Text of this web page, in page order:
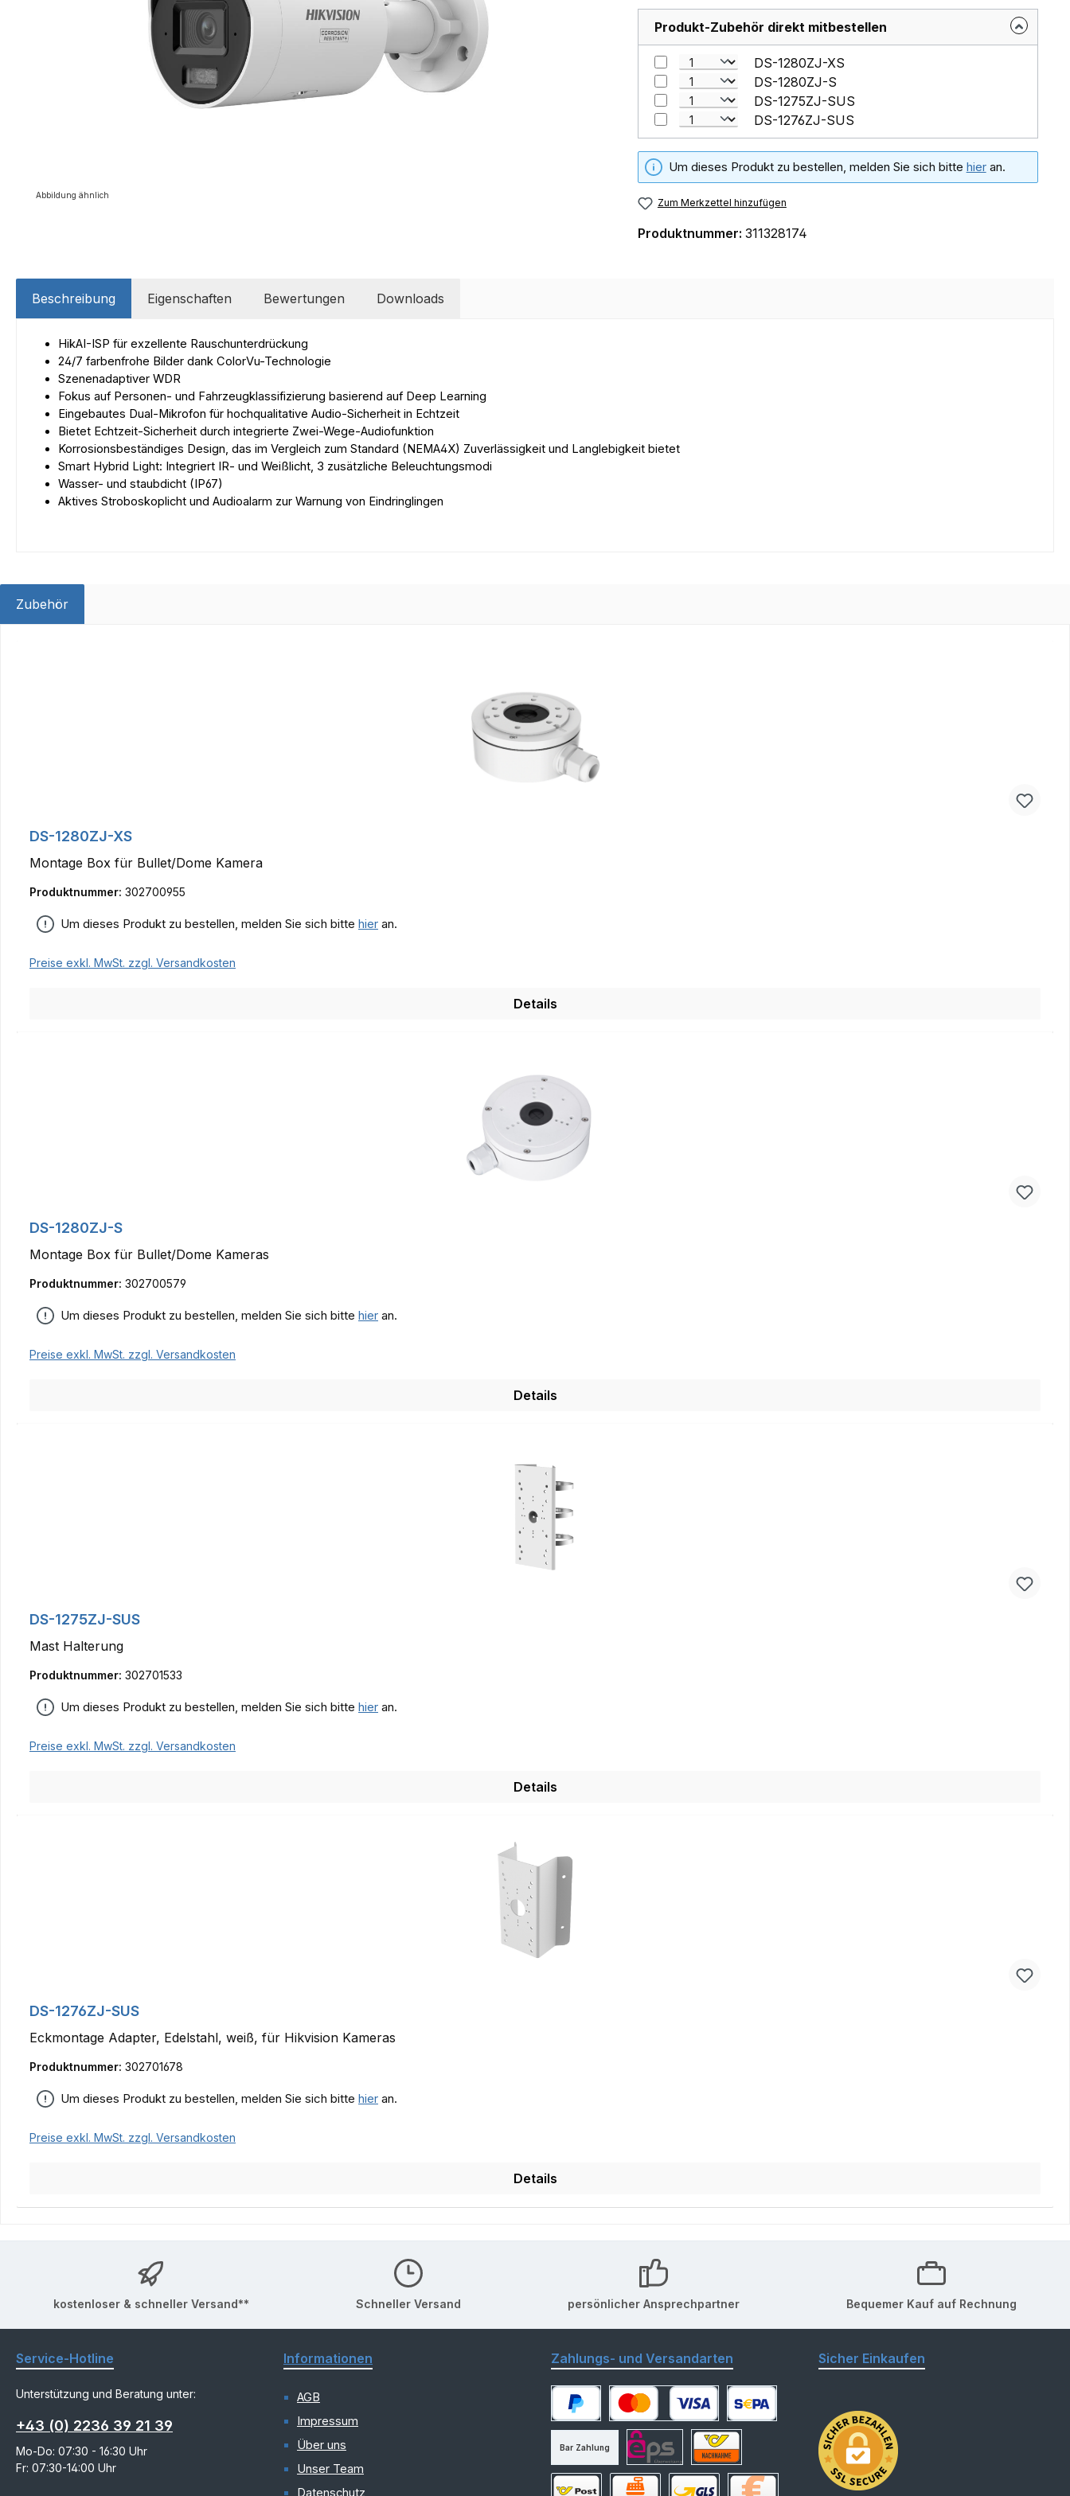
Abbildung ähnlich
Produkt-Zubehör direkt mitbestellen
DS-1280ZJ-XS
DS-1280ZJ-S
DS-1275ZJ-SUS
DS-1276ZJ-SUS
Um dieses Produkt zu bestellen, melden Sie sich bitte hieran.
Zum Merkzettel hinzufügen
Produktnummer: 311328174
Beschreibung Eigenschaften Bewertungen Downloads
HikAI-ISP für exzellente Rauschunterdrückung
24/7 farbenfrohe Bilder dank ColorVu-Technologie
Szenenadaptiver WDR
Fokus auf Personen- und Fahrzeugklassifizierung basierend auf Deep Learning
Eingebautes Dual-Mikrofon für hochqualitative Audio-Sicherheit in Echtzeit
Bietet Echtzeit-Sicherheit durch integrierte Zwei-Wege-Audiofunktion
Korrosionsbeständiges Design, das im Vergleich zum Standard (NEMA4X) Zuverlässigkeit und Langlebigkeit bietet
Smart Hybrid Light: Integriert IR- und Weißlicht, 3 zusätzliche Beleuchtungsmodi
Wasser- und staubdicht (IP67)
Aktives Stroboskoplicht und Audioalarm zur Warnung von Eindringlingen
Zubehör
DS-1280ZJ-XS
Montage Box für Bullet/Dome Kamera
Produktnummer: 302700955
Um dieses Produkt zu bestellen, melden Sie sich bitte hier an.
Preise exkl. MwSt. zzgl. Versandkosten
Details
DS-1280ZJ-S
Montage Box für Bullet/Dome Kameras
Produktnummer: 302700579
Um dieses Produkt zu bestellen, melden Sie sich bitte hier an.
Preise exkl. MwSt. zzgl. Versandkosten
Details
DS-1275ZJ-SUS
Mast Halterung
Produktnummer: 302701533
Um dieses Produkt zu bestellen, melden Sie sich bitte hier an.
Preise exkl. MwSt. zzgl. Versandkosten
Details
DS-1276ZJ-SUS
Eckmontage Adapter, Edelstahl, weiß, für Hikvision Kameras
Produktnummer: 302701678
Um dieses Produkt zu bestellen, melden Sie sich bitte hier an.
Preise exkl. MwSt. zzgl. Versandkosten
Details
kostenloser & schneller Versand** Schneller Versand persönlicher Ansprechpartner Bequemer Kauf auf Rechnung
Service-Hotline
Unterstützung und Beratung unter:
+43 (0) 2236 39 21 39
Mo-Do: 07:30 - 16:30 Uhr
Fr: 07:30-14:00 Uhr
Informationen
AGB
Impressum
Über uns
Unser Team
Zahlungs- und Versandarten
PayPal Kredit- oder DebitkarteSEPA Lastschrift
Bar Zahlung
eps Nachnahme
Sicher Einkaufen